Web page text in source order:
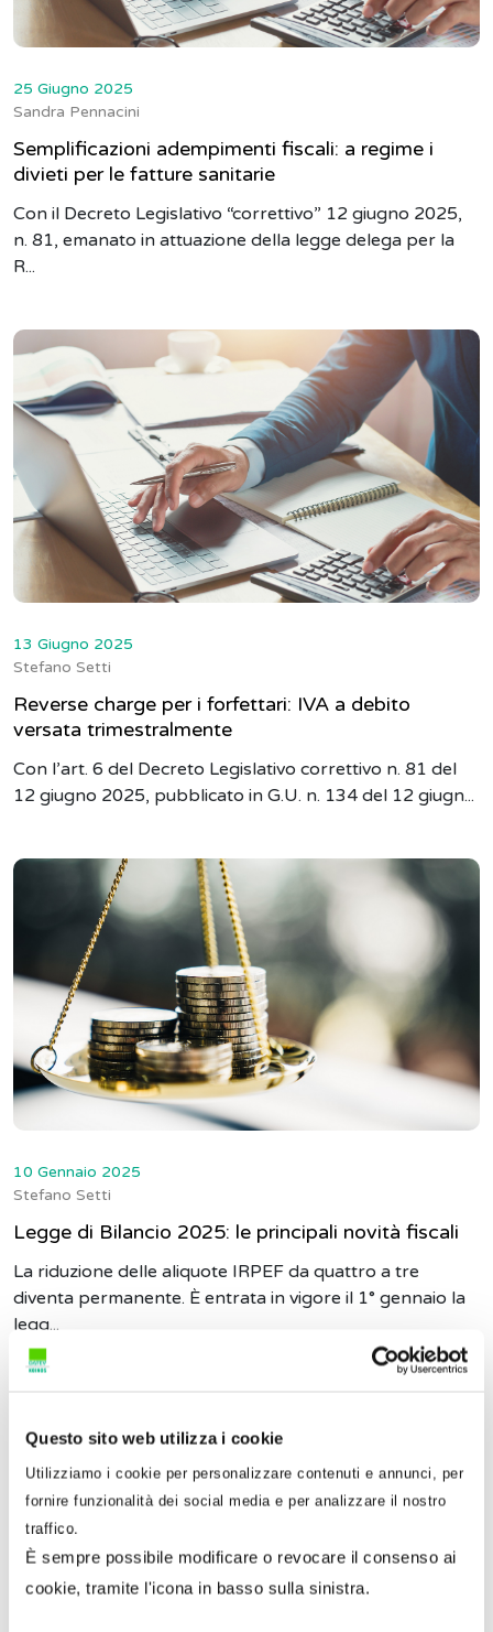
Questo sito web utilizza i cookie
Utilizziamo i cookie per personalizzare contenuti e annunci, per
fornire funzionalità dei social media e per analizzare il nostro
traffico.
È sempre possibile modificare o revocare il consenso ai
cookie, tramite l'icona in basso sulla sinistra.
25 Giugno 2025
Sandra Pennacini
Semplificazioni adempimenti fiscali: a regime i
divieti per le fatture sanitarie
Con il Decreto Legislativo “correttivo” 12 giugno 2025,
n. 81, emanato in attuazione della legge delega per la
R...
13 Giugno 2025
Stefano Setti
Reverse charge per i forfettari: IVA a debito
versata trimestralmente
Con l’art. 6 del Decreto Legislativo correttivo n. 81 del
12 giugno 2025, pubblicato in G.U. n. 134 del 12 giugn...
10 Gennaio 2025
Stefano Setti
Legge di Bilancio 2025: le principali novità fiscali
La riduzione delle aliquote IRPEF da quattro a tre
diventa permanente. È entrata in vigore il 1° gennaio la
legg...